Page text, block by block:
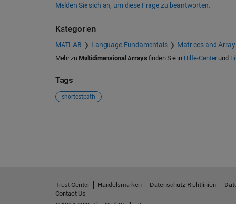
Melden Sie sich an, um diese Frage zu beantworten.
Kategorien
MATLAB Language Fundamentals Matrices and
Mehr zu Multidimensional Arrays finden Sie in Hilfe-Centerund
Tags
shortestpath
Trust Center Handelsmarken Datenschutz-Richtlinien
Contact Us